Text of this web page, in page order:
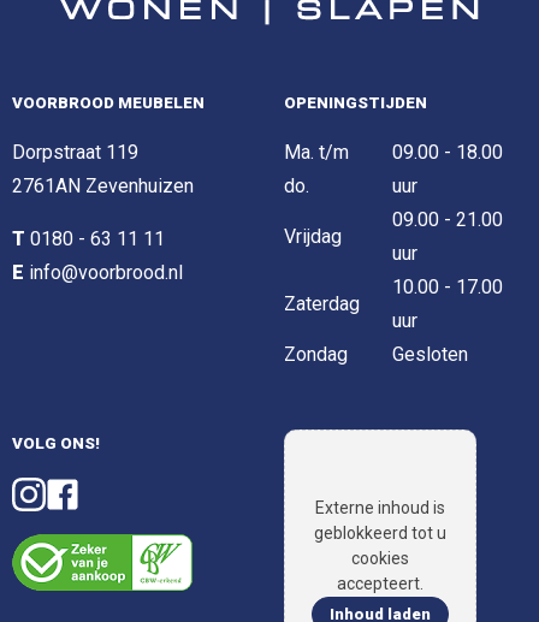
VOORBROOD MEUBELEN
Dorpstraat 119
2761AN Zevenhuizen
T 0180 - 63 11 11
E info@voorbrood.nl
OPENINGSTIJDEN
Ma. t/m
do.
09.00 - 18.00
uur
Vrijdag
09.00 - 21.00
uur
Zaterdag
10.00 - 17.00
uur
Zondag
Gesloten
VOLG ONS!
Externe inhoud is
geblokkeerd tot u
cookies
accepteert.
Inhoud laden